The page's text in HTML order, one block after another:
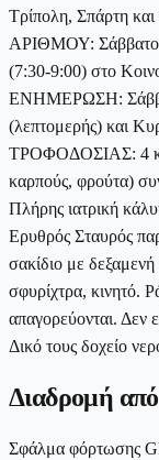
Τρίπολη, Σπάρτη
ΑΡΙΘΜΟΥ: Σάββατο
(7:30-9:00) στο
ΕΝΗΜΕΡΩΣΗ:
(λεπτομερής) και
ΤΡΟΦΟΔΟΣΙΑΣ: 4
καρπούς, φρούτα)
Πλήρης ιατρική
Ερυθρός Σταυρός
σακίδιο με
σφυρίχτρα, κινητό.
απαγορεύονται. Δεν
Δικό τους δοχείο
Διαδρομή
Σφάλμα φόρτωσης